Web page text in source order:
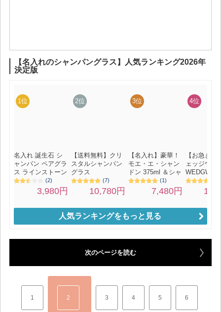
人気ランキングをもっと見る
次のページを読む
1 2 3 4 5 6